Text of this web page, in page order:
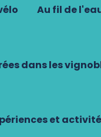
Au fil de
dans les
et
31 août 2026